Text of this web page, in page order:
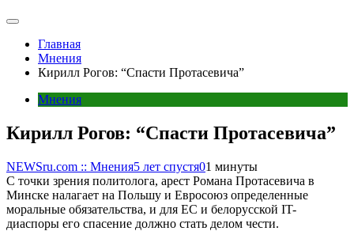
Главная
Мнения
Кирилл Рогов: “Спасти Протасевича”
Мнения
Кирилл Рогов: “Спасти Протасевича”
NEWSru.com :: Мнения5 лет спустя01 минуты
С точки зрения политолога, арест Романа Протасевича в
Минске налагает на Польшу и Евросоюз определенные
моральные обязательства, и для ЕС и белорусской IT-
диаспоры его спасение должно стать делом чести.